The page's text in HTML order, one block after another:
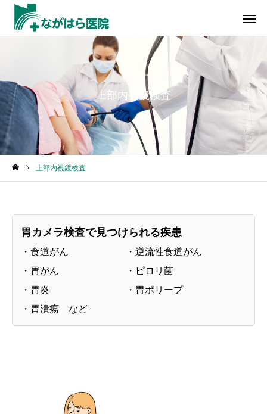
一般内科 消化器内
上部内視鏡検査
上部内視鏡検査
胃カメラ検査で見つけられる疾患
・食道がん ・逆流性食道がん
・胃がん ・ピロリ菌
・胃炎 ・胃ポリープ
・胃潰瘍 など